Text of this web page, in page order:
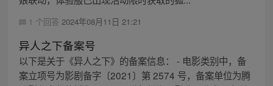
1 个回答 2024年08月11日 21:21
异人之下备案号
以下是关于《异人之下》的备案信息： - 电影类别中，备
案立项号为影剧备字〔2021〕第 2574 号，备案单位为腾